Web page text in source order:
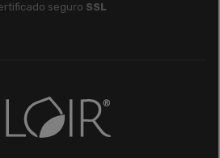
seguro SSL